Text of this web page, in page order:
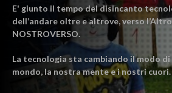
E' giunto il tempo del disincanto
dell’andare oltre e altrove, verso
NOSTROVERSO.
La tecnologia sta cambiando il modo
mondo, la nostra mente e i nostri cuori.